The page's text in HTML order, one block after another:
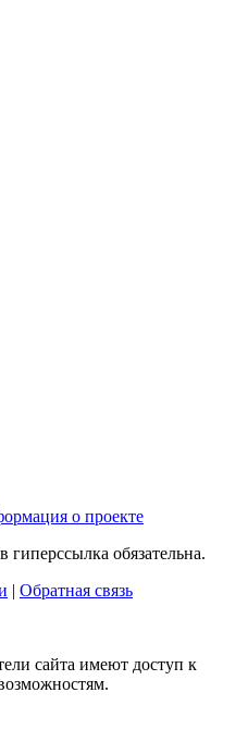
о проекте
обязательна.
| Обратная связь
сайта имеют доступ к